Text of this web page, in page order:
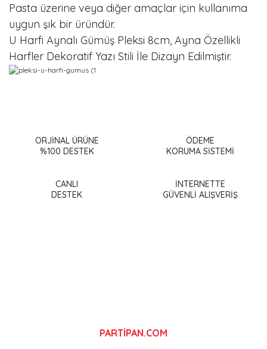
Pasta üzerine veya diğer amaçlar için kullanıma
uygun şık bir üründür.
U Harfi Aynalı Gümüş Pleksi 8cm, Ayna Özellikli
Harfler Dekoratif Yazı Stili İle Dizayn Edilmiştir.
Görüş ve önerileriniz için teşekkür ederiz.
Ürün açıklamasında eksik bilgiler bulunuyor.
Ürün bilgilerinde hatalar bulunuyor.
ORJİNAL ÜRÜNE
%100 DESTEK
ÖDEME
KORUMA SİSTEMİ
CANLI
DESTEK
İNTERNETTE
GÜVENLİ ALIŞVERİŞ
PARTİPAN.COM